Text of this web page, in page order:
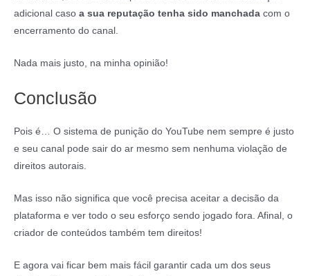
adicional caso a sua reputação tenha sido manchada com o
encerramento do canal.
Nada mais justo, na minha opinião!
Conclusão
Pois é… O sistema de punição do YouTube nem sempre é justo
e seu canal pode sair do ar mesmo sem nenhuma violação de
direitos autorais.
Mas isso não significa que você precisa aceitar a decisão da
plataforma e ver todo o seu esforço sendo jogado fora. Afinal, o
criador de conteúdos também tem direitos!
E agora vai ficar bem mais fácil garantir cada um dos seus